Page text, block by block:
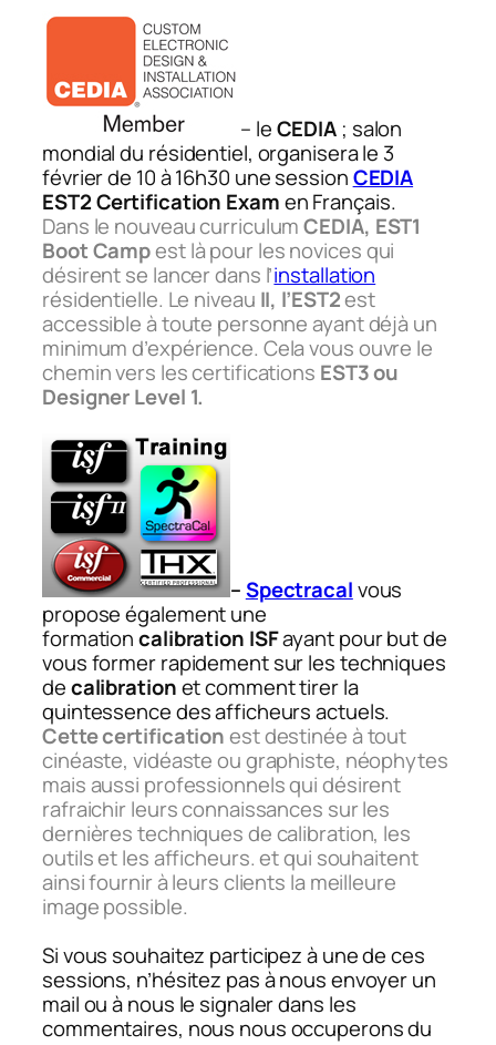
– leCEDIA ; salon
mondial du résidentiel, organisera le 3
février de 10 à 16h30 une sessionCEDIA
EST2 Certification Examen Français.
Dans le nouveau curriculumCEDIA, EST1
Boot Campest là pour les novices qui
désirent se lancer dans l’installation
résidentielle. Le niveau II, l’EST2est
accessible à toute personne ayant déjà un
minimum d’expérience. Cela vous ouvre le
chemin vers les certifications EST3 ou
Designer Level 1.
–Spectracalvous
propose également une
formationcalibration ISFayant pour but de
vous former rapidement sur les techniques
decalibrationet comment tirer la
quintessence des afficheurs actuels.
Cette certificationest destinée à tout
cinéaste, vidéaste ou graphiste, néophytes
mais aussi professionnels qui désirent
rafraichir leurs connaissances sur les
dernières techniques de calibration, les
outils et les afficheurs. et qui souhaitent
ainsi fournir à leurs clients la meilleure
image possible.
Si vous souhaitez participez à une de ces
sessions, n’hésitez pas à nous envoyer un
mail ou à nous le signaler dans les
commentaires, nous nous occuperons du